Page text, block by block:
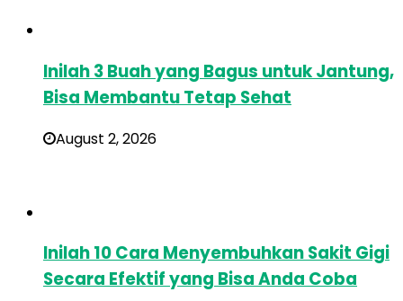
Inilah 3 Buah yang Bagus untuk Jantung,
Bisa Membantu Tetap Sehat
August 2, 2026
Inilah 10 Cara Menyembuhkan Sakit Gigi
Secara Efektif yang Bisa Anda Coba